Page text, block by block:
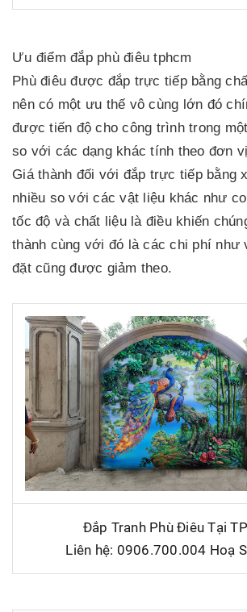
Ưu điểm đắp phù điêu tphcm
Phù điêu được đắp trực tiếp bằng
nên có một ưu thế vô cùng lớn đó
được tiến độ cho công trình trong
so với các dạng khác tính theo đơn
Giá thành đối với đắp trực tiếp bằng
nhiều so với các vật liệu khác như
tốc độ và chất liệu là điều khiến
thành cùng với đó là các chi phí như
đặt cũng được giảm theo.
Đắp Tranh Phù Điêu Tại
Liên hệ: 0906.700.004 Hoạ